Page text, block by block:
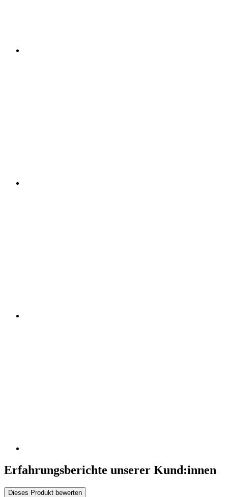
Erfahrungsberichte unserer Kund:innen
Dieses Produkt bewerten